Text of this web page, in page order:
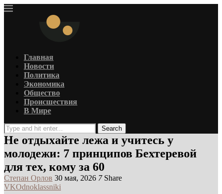
Главная
Новости
Политика
Экономика
Общество
Происшествия
В Мире
Search
Не отдыхайте лежа и учитесь у
молодежи: 7 принципов Бехтеревой
для тех, кому за 60
Степан Орлов 30 мая, 2026 7 Share
VKOdnoklassniki